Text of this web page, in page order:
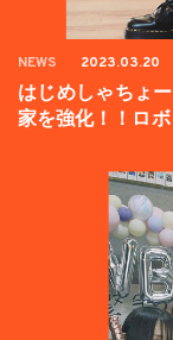
NEWS 2023.03.20
はじめしゃちょ
家を強化！！ロ